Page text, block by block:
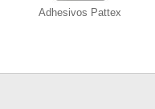
Adhesivos Pattex